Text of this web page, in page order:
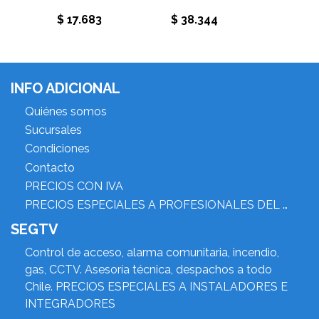
$ 17.683 $ 38.344
INFO ADICIONAL
Quiénes somos
Sucursales
Condiciones
Contacto
PRECIOS CON IVA
PRECIOS ESPECIALES A PROFESIONALES DEL RUBRO
SEGTV
Control de acceso, alarma comunitaria, incendio,
gas, CCTV. Asesoría técnica, despachos a todo
Chile. PRECIOS ESPECIALES A INSTALADORES E
INTEGRADORES